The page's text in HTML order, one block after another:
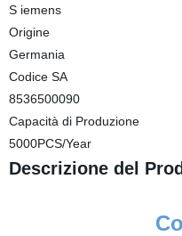
S iemens
Origine
Germania
Codice SA
8536500090
Capacità di Produzione
5000PCS/Year
Descrizione del